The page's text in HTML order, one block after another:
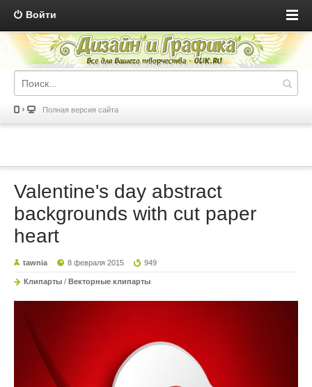
Войти
Полная версия сайта
Valentine's day abstract
backgrounds with cut paper
heart
tawnia 8 февраля 2015 949
Клипарты / Векторные клипарты